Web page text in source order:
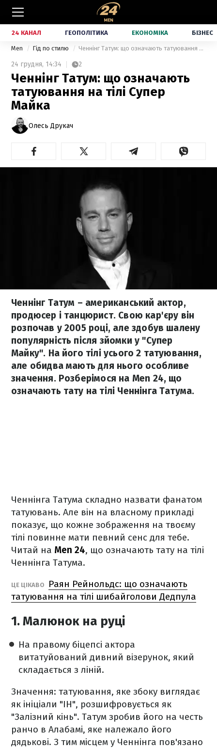
24 КАНАЛ ГЕОПОЛІТИКА ЕКОНОМІКА БІЗНЕС
Men Гід по стилю Ченнінг Татум: що означають татуювання на тілі Супер Майка
24 грудня, 14:34 2
Ченнінг Татум: що означають
татуювання на тілі Супер
Майка
Олесь Друкач
Ченнінг Татум – американський актор,
продюсер і танцюрист. Свою кар'єру він
розпочав у 2005 році, але здобув шалену
популярність після зйомки у "Супер
Майку". На його тілі усього 2 татуювання,
але обидва мають для нього особливе
значення. Розберімося на Men 24, що
означають тату на тілі Ченнінга Татума.
Ченнінга Татума складно назвати фанатом
татуювань. Але він на власному прикладі
показує, що кожне зображення на твоєму
тілі повинне мати певний сенс для тебе.
Читай на Men 24, що означають тату на тілі
Ченнінга Татума.
ЦЕ ЦІКАВО
Раян Рейнольдс: що означають
татуювання на тілі шибайголови Дедпула
1. Малюнок на руці
На правому біцепсі актора
витатуйований дивний візерунок, який
складається з ліній.
Значення: татуювання, яке збоку виглядає
як ініціали "IH", розшифровується як
"Залізний кінь". Татум зробив його на честь
ранчо в Алабамі, яке належало його
дядькові. З тим місцем у Ченнінга пов'язано